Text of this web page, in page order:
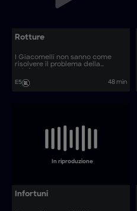
Rotture
I Giacomelli non sanno come
risolvere il problema della
E5
48 min
In riproduzione
Infortuni